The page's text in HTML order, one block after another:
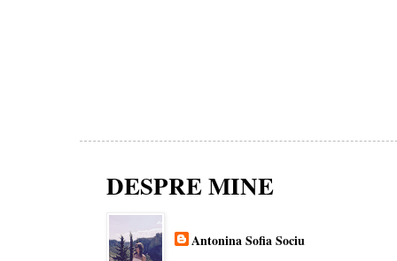
DESPRE MINE
Antonina Sofia Sociu